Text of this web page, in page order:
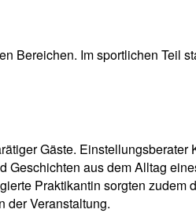
Bereichen. Im sportlichen Teil
Gäste.
aus dem Alltag
Praktikantin sorgten
der Veranstaltung.